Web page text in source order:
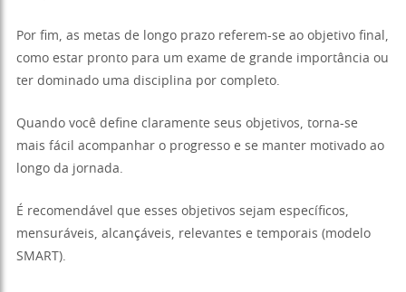
Por fim, as metas de longo prazo referem-se ao objetivo final,
como estar pronto para um exame de grande importância ou
ter dominado uma disciplina por completo.
Quando você define claramente seus objetivos, torna-se
mais fácil acompanhar o progresso e se manter motivado ao
longo da jornada.
É recomendável que esses objetivos sejam específicos,
mensuráveis, alcançáveis, relevantes e temporais (modelo
SMART).